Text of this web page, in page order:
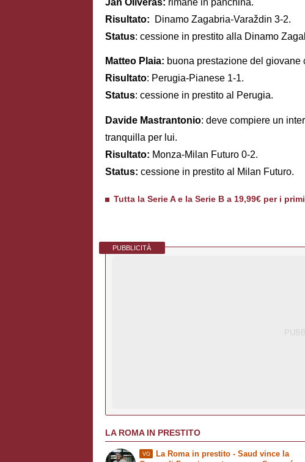
Risultato: Dinamo Zagabria-Varaždin 3-2.
Status: cessione in prestito alla Dinamo
Matteo Plaia: buona prestazione del giovane
Risultato: Perugia-Pianese 1-1.
Status: cessione in prestito al Perugia.
Davide Mastrantonio: deve compiere un
tranquilla per lui.
Risultato: Monza-Milan Futuro 0-2.
Status: cessione in prestito al Milan Futuro.
Tutta la Serie A e la Serie B a 19,99€ per i
PUBBLICITÀ
LA ROMA IN PRESTITO
VG La Roma in prestito- Saud vince la